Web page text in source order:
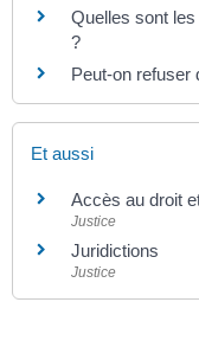
Quelles sont
?
Peut-on refuser
Et aussi
Accès au droit
Justice
Juridictions
Justice